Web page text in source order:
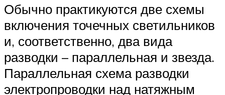
Обычно практикуются две схемы
включения точечных светильников
и, соответственно, два вида
разводки – параллельная и звезда.
Параллельная схема разводки
электропроводки над натяжным